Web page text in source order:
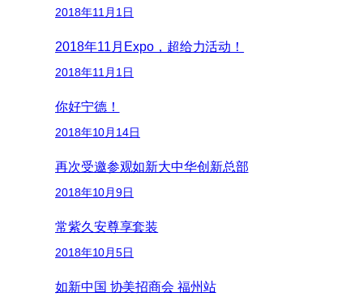
2018年11月1日
2018年11月Expo，超给力活动！
2018年11月1日
你好宁德！
2018年10月14日
再次受邀参观如新大中华创新总部
2018年10月9日
常紫久安尊享套装
2018年10月5日
如新中国 协美招商会 福州站